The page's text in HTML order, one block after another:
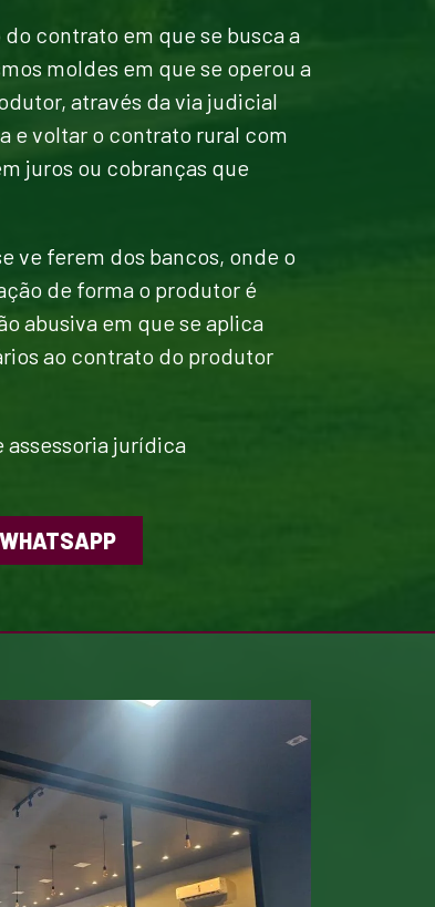
contrato em que se busca a
moldes em que se operou a
através da via judicial
e voltar o contrato rural com
juros ou cobranças que
ve ferem dos bancos, onde o
de forma o produtor é
abusiva em que se aplica
ao contrato do produtor
assessoria jurídica